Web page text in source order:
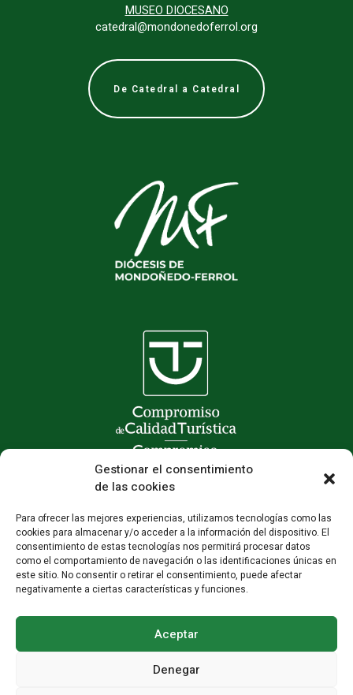
Gestionar el consentimiento
de las cookies
Para ofrecer las mejores experiencias, utilizamos tecnologías como las
cookies para almacenar y/o acceder a la información del dispositivo. El
consentimiento de estas tecnologías nos permitirá procesar datos
como el comportamiento de navegación o las identificaciones únicas en
este sitio. No consentir o retirar el consentimiento, puede afectar
negativamente a ciertas características y funciones.
Aceptar
Denegar
MUSEO DIOCESANO
catedral@mondonedoferrol.org
De Catedral a Catedral